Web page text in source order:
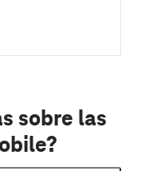
sobre las